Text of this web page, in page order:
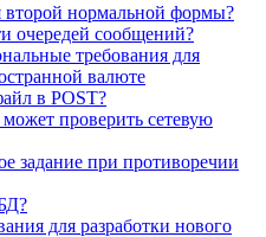
второй нормальной формы?
очередей сообщений?
требования для
валюте
в POST?
проверить сетевую
задание при противоречии
для разработки нового